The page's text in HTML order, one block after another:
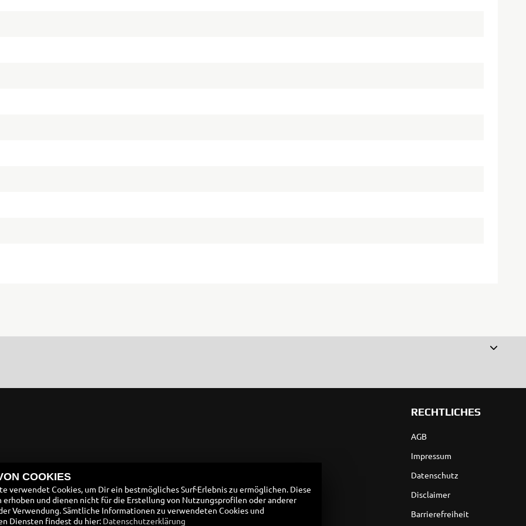
RECHTLICHES
AGB
Impressum
Datenschutz
Disclaimer
Barrierefreiheit
COOKIES
verwendet Cookies, um Dir ein bestmögliches Surf-Erlebnis zu ermöglichen. Diese
erhoben und dienen nicht für die Erstellung von Nutzungsprofilen oder anderer
Verwendung. Sämtliche Informationen zu verwendeten Cookies und
Diensten findest du hier: Datenschutzerklärung